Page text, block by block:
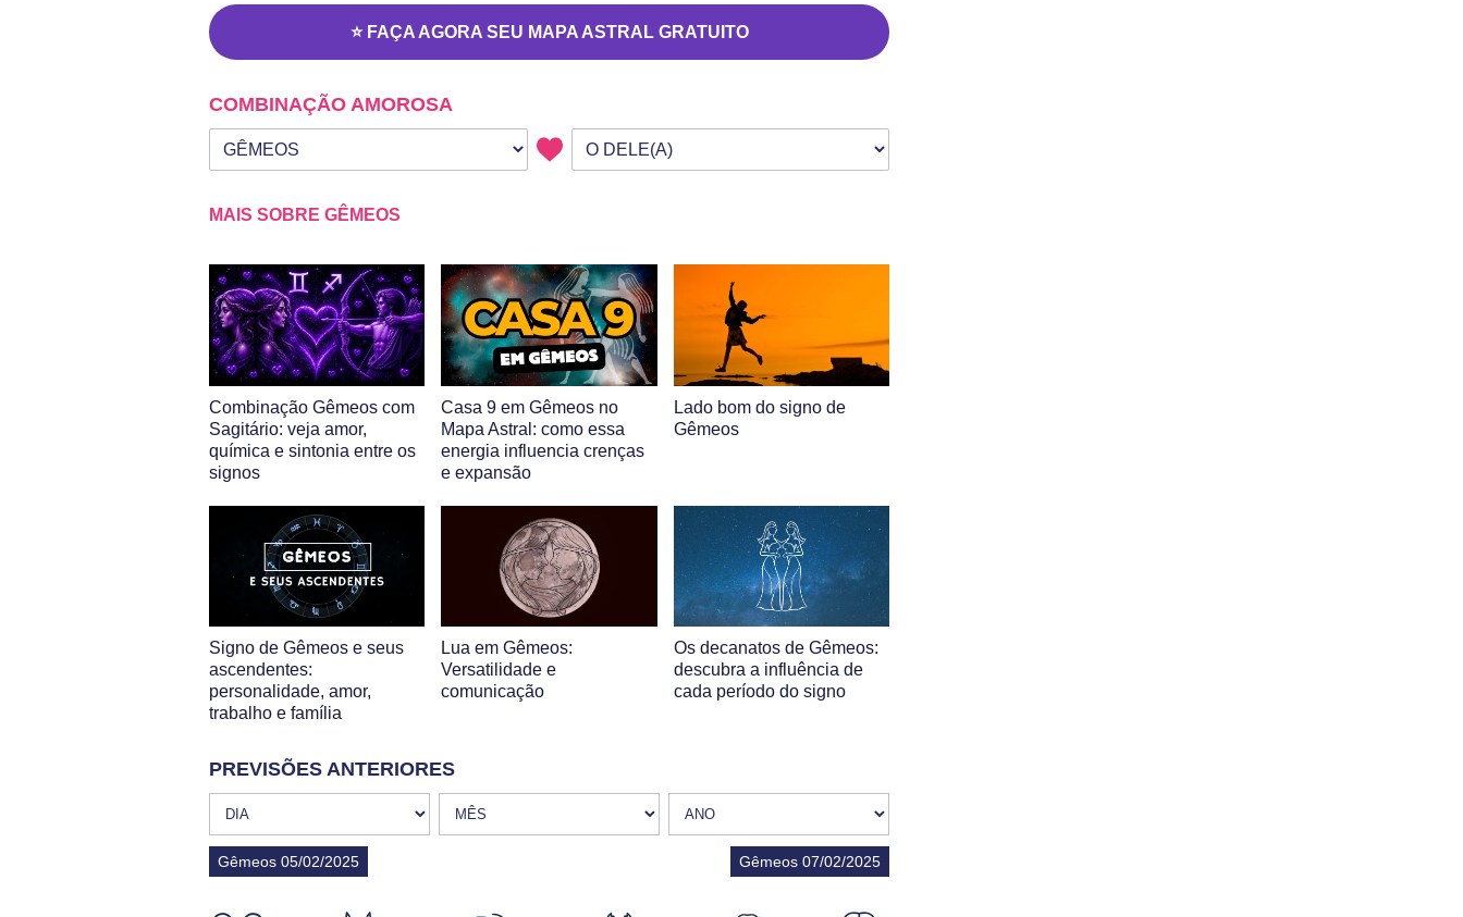
⭐ FAÇA AGORA SEU MAPA ASTRAL GRATUITO
COMBINAÇÃO AMOROSA
Seu signo
Signo da outra pessoa
MAIS SOBRE GÊMEOS
Combinação Gêmeos com
Sagitário: veja amor,
química e sintonia entre os
signos
Casa 9 em Gêmeos no
Mapa Astral: como essa
energia influencia crenças
e expansão
Lado bom do signo de
Gêmeos
Signo de Gêmeos e seus
ascendentes:
personalidade, amor,
trabalho e família
Lua em Gêmeos:
Versatilidade e
comunicação
Os decanatos de Gêmeos:
descubra a influência de
cada período do signo
PREVISÕES ANTERIORES
Gêmeos 05/02/2025 Gêmeos 07/02/2025